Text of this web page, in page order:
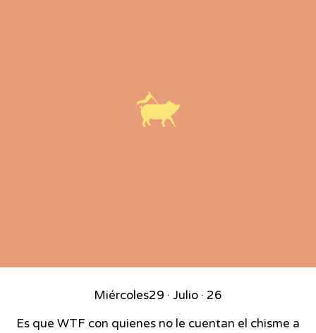
Miércoles29 · Julio · 26
Es que WTF con quienes no le cuentan el chisme a